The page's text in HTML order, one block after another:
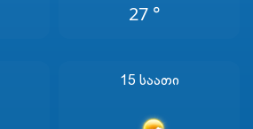
27 °
15 Საათი